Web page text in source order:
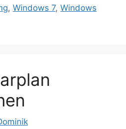
,Windows 7,Windows